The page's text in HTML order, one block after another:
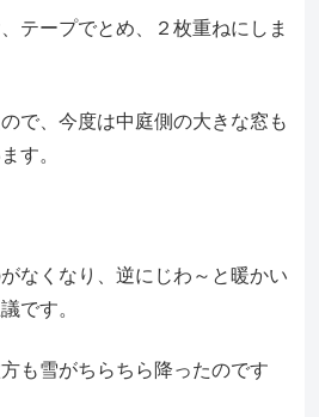
テープでとめ、２枚重ねにしま
で、今度は中庭側の大きな窓も
す。
なくなり、逆にじわ～と暖かい
です。
も雪がちらちら降ったのです